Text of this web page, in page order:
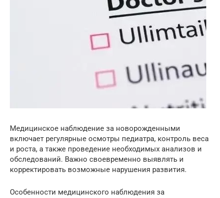
Медицинское наблюдение за новорожденными
включает регулярные осмотры педиатра, контроль веса
и роста, а также проведение необходимых анализов и
обследований. Важно своевременно выявлять и
корректировать возможные нарушения развития.
Особенности медицинского наблюдения за